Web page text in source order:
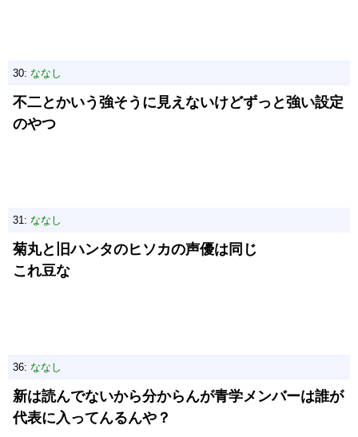
30: ななし
不二とかいう強そうに見えないけどずっと強い設定
のやつ
31: ななし
菊丸と旧ハンタのヒソカの声優は同じ
これ豆な
36: ななし
新は読んでないから分からんが青学メンバーは誰が
代表に入ってんるんや？